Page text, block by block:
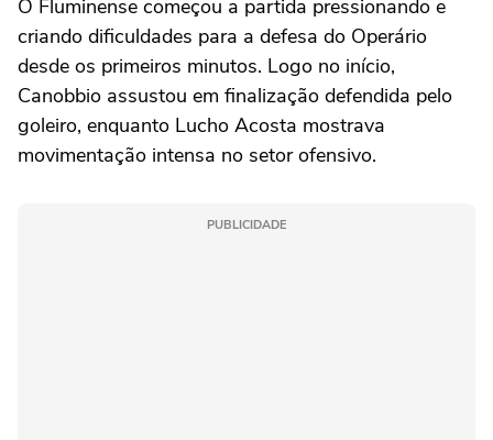
O Fluminense começou a partida pressionando e
criando dificuldades para a defesa do Operário
desde os primeiros minutos. Logo no início,
Canobbio assustou em finalização defendida pelo
goleiro, enquanto Lucho Acosta mostrava
movimentação intensa no setor ofensivo.
PUBLICIDADE